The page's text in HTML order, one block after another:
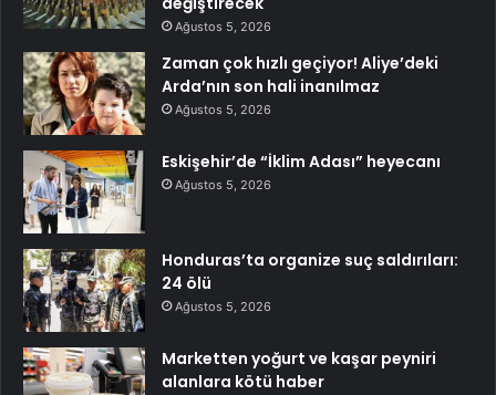
Ağustos 5, 2026
Zaman çok hızlı geçiyor! Aliye’deki
Arda’nın son hali inanılmaz
Ağustos 5, 2026
Eskişehir’de “İklim Adası” heyecanı
Ağustos 5, 2026
Honduras’ta organize suç saldırıları:
24 ölü
Ağustos 5, 2026
Marketten yoğurt ve kaşar peyniri
alanlara kötü haber